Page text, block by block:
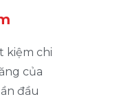
kiệm chi
của
đầu